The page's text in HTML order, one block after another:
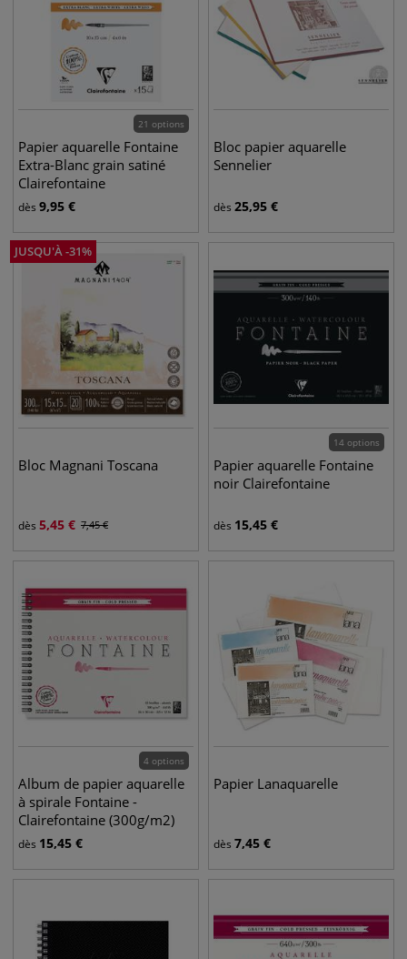
21 options
Papier aquarelle Fontaine
Extra-Blanc grain satiné
Clairefontaine
dès 9,95 €
Bloc papier aquarelle
Sennelier
dès 25,95 €
JUSQU'À-31%
Bloc Magnani Toscana
dès 5,45 € 7,45€
14 options
Papier aquarelle Fontaine
noir Clairefontaine
dès 15,45 €
4 options
Album de papier aquarelle
à spirale Fontaine -
Clairefontaine (300g/m2)
dès 15,45 €
Papier Lanaquarelle
dès 7,45 €